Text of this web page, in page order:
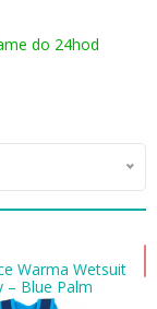
do 24hod
Warma Wetsuit
– Blue Palm